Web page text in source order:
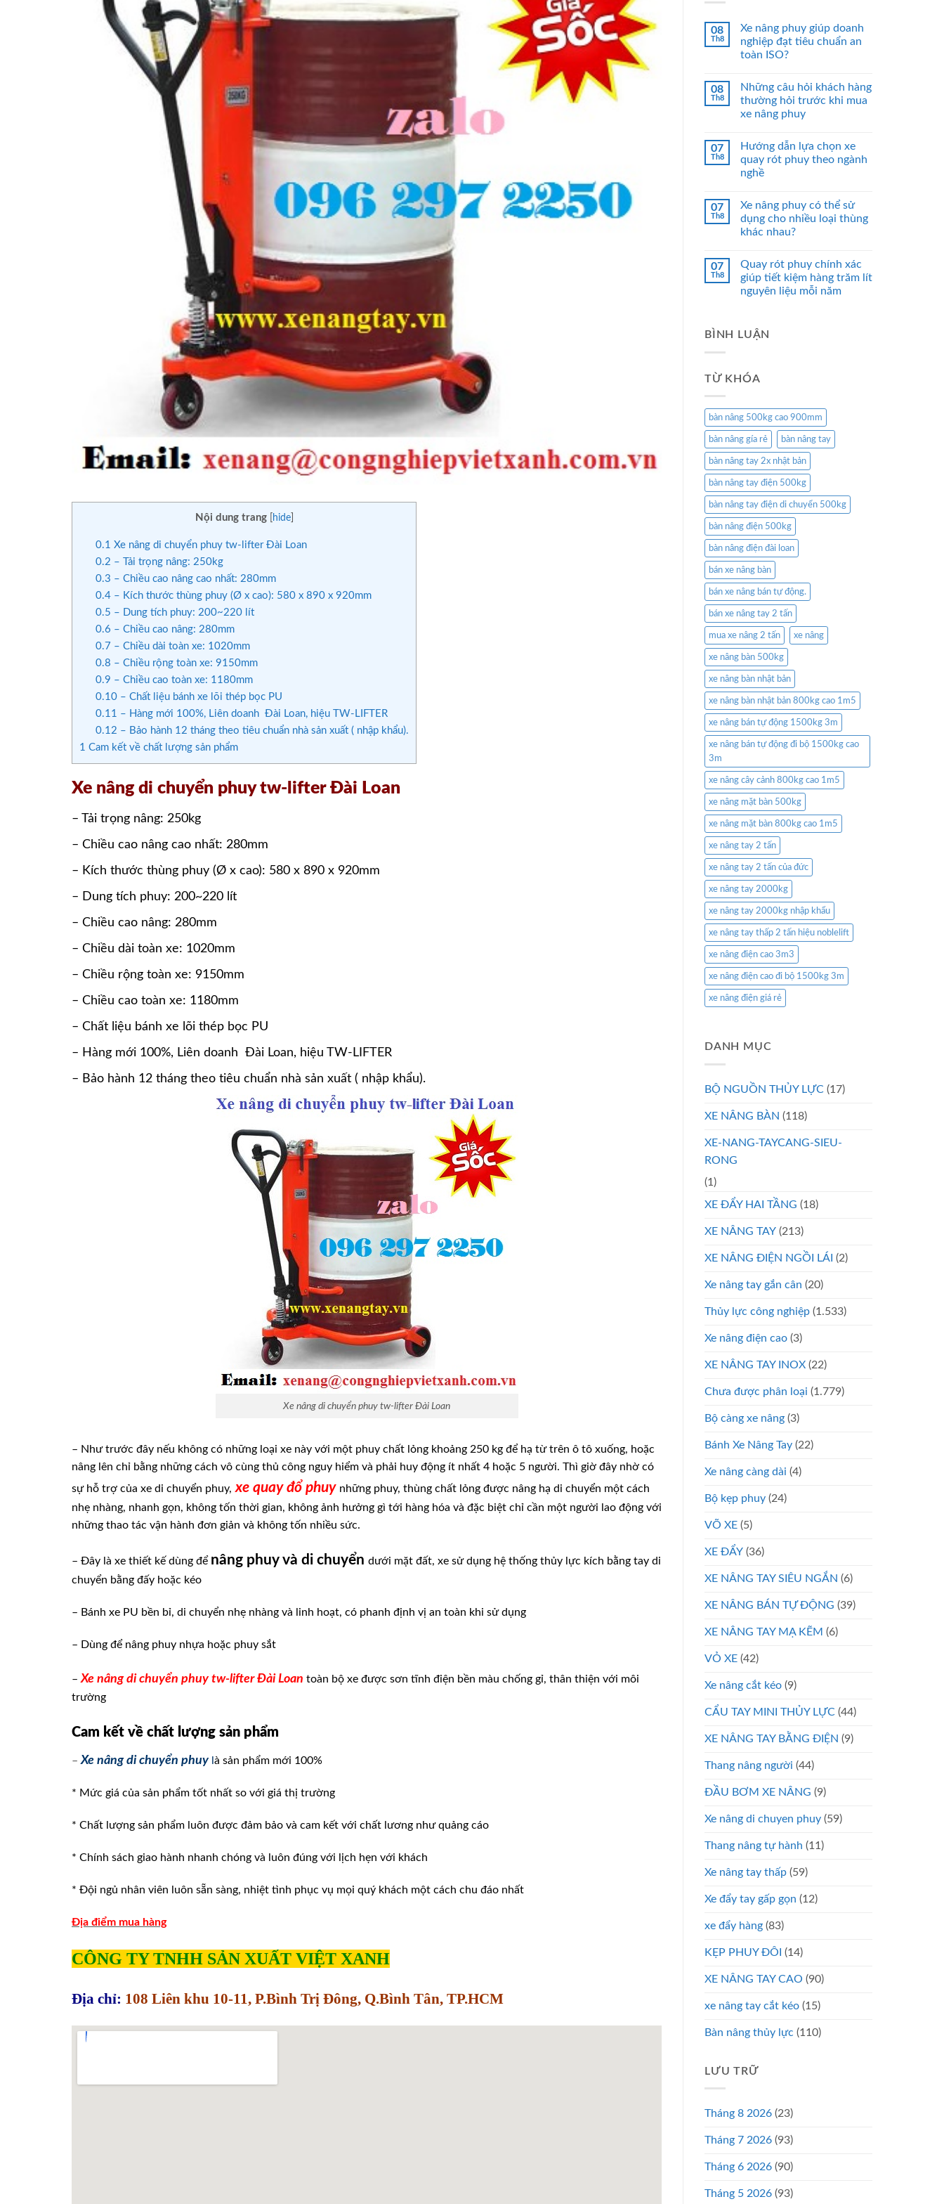
Nội dung trang hide]
0.1 Xe nâng di chuyển phuy tw-lifter Đài Loan
0.2 – Tải trọng nâng: 250kg
0.3 – Chiều cao nâng cao nhất: 280mm
0.4– Kích thước thùng phuy (Ø x cao): 580 x 890 x 920mm
0.5 – Dung tích phuy: 200~220 lít
0.6 – Chiều cao nâng: 280mm
0.7 – Chiều dài toàn xe: 1020mm
0.8 – Chiều rộng toàn xe: 9150mm
0.9 – Chiều cao toàn xe: 1180mm
0.10– Chất liệu bánh xe lõi thép bọc PU
0.11 – Hàng mới 100%, Liên doanh Đài Loan, hiệu TW-LIFTER
0.12 – Bảo hành 12 tháng theo tiêu chuẩn nhà sản xuất ( nhập khẩu).
1 Cam kết về chất lượng sản phẩm
Xe nâng di chuyển phuy tw-lifter Đài Loan
– Tải trọng nâng: 250kg
– Chiều cao nâng cao nhất: 280mm
– Kích thước thùng phuy (Ø x cao): 580 x 890 x 920mm
– Dung tích phuy: 200~220 lít
– Chiều cao nâng: 280mm
– Chiều dài toàn xe: 1020mm
– Chiều rộng toàn xe: 9150mm
– Chiều cao toàn xe: 1180mm
– Chất liệu bánh xe lõi thép bọc PU
– Hàng mới 100%, Liên doanh Đài Loan, hiệu TW-LIFTER
– Bảo hành 12 tháng theo tiêu chuẩn nhà sản xuất ( nhập khẩu).
Xe nâng di chuyển phuy tw-lifter Đài Loan
– Như trước đây nếu không có những loại xe này với một phuy chất lỏng khoảng 250 kg để hạ từ trên ô tô xuống, hoặc
nâng lên chỉ bằng những cách vô cùng thủ công nguy hiểm và phải huy động ít nhất 4 hoặc 5 người. Thì giờ đây nhờ có
sự hỗ trợ của xe di chuyển phuy, xe quay đổ phuy những phuy, thùng chất lỏng được nâng hạ di chuyển một cách
nhẹ nhàng, nhanh gọn, không tốn thời gian, không ảnh hưởng gì tới hàng hóa và đặc biệt chỉ cần một người lao động với
những thao tác vận hành đơn giản và không tốn nhiều sức.
– Đây là xe thiết kế dùng để nâng phuy và di chuyển dưới mặt đất, xe sử dụng hệ thống thủy lực kích bằng tay di
chuyển bằng đấy hoặc kéo
– Bánh xe PU bền bỉ, di chuyển nhẹ nhàng và linh hoạt, có phanh định vị an toàn khi sử dụng
– Dùng để nâng phuy nhựa hoặc phuy sắt
– Xe nâng di chuyển phuy tw-lifter Đài Loan toàn bộ xe được sơn tĩnh điện bền màu chống gỉ, thân thiện với môi
trường
Cam kết về chất lượng sản phẩm
– Xe nâng di chuyển phuy là sản phẩm mới 100%
* Mức giá của sản phẩm tốt nhất so với giá thị trường
* Chất lượng sản phẩm luôn được đảm bảo và cam kết với chất lương như quảng cáo
* Chính sách giao hành nhanh chóng và luôn đúng với lịch hẹn với khách
* Đội ngủ nhân viên luôn sẵn sàng, nhiệt tình phục vụ mọi quý khách một cách chu đáo nhất
Địa điểm mua hàng
CÔNG TY TNHH SẢN XUẤT VIỆT XANH
Địa chỉ: 108 Liên khu 10-11, P.Bình Trị Đông, Q.Bình Tân, TP.HCM
08
Th8
Xe nâng phuy giúp doanh
nghiệp đạt tiêu chuẩn an
toàn ISO?
08
Th8
Những câu hỏi khách hàng
thường hỏi trước khi mua
xe nâng phuy
07
Th8
Hướng dẫn lựa chọn xe
quay rót phuy theo ngành
nghề
07
Th8
Xe nâng phuy có thể sử
dụng cho nhiều loại thùng
khác nhau?
07
Th8
Quay rót phuy chính xác
giúp tiết kiệm hàng trăm lít
nguyên liệu mỗi năm
BÌNH LUẬN
TỪ KHÓA
bàn nâng 500kg cao 900mm
bàn nâng gía rẻ bàn nâng tay
bàn nâng tay 2x nhật bản
bàn nâng tay điện 500kg
bàn nâng tay điện di chuyển 500kg
bàn nâng điện 500kg
bàn nâng điện đài loan
bán xe nâng bàn
bán xe nâng bán tự động.
bán xe nâng tay 2 tấn
mua xe nâng 2 tấn xe nâng
xe nâng bàn 500kg
xe nâng bàn nhật bản
xe nâng bàn nhật bản 800kg cao 1m5
xe nâng bán tự động 1500kg 3m
xe nâng bán tự động đi bộ 1500kg cao
3m
xe nâng cây cảnh 800kg cao 1m5
xe nâng mặt bàn 500kg
xe nâng mặt bàn 800kg cao 1m5
xe nâng tay 2 tấn
xe nâng tay 2 tấn của đức
xe nâng tay 2000kg
xe nâng tay 2000kg nhập khẩu
xe nâng tay thấp 2 tấn hiệu noblelift
xe nâng điện cao 3m3
xe nâng điện cao đi bộ 1500kg 3m
xe nâng điện giá rẻ
DANH MỤC
BỘ NGUỒN THỦY LỰC (17)
XE NÂNG BÀN (118)
XE-NANG-TAYCANG-SIEU-
RONG
(1)
XE ĐẨY HAI TẦNG (18)
XE NÂNG TAY (213)
XE NÂNG ĐIỆN NGỒI LÁI (2)
Xe nâng tay gắn cân (20)
Thủy lực công nghiệp (1.533)
Xe nâng điện cao (3)
XE NÂNG TAY INOX (22)
Chưa được phân loại (1.779)
Bộ càng xe nâng (3)
Bánh Xe Nâng Tay (22)
Xe nâng càng dài (4)
Bộ kẹp phuy (24)
VÕ XE (5)
XE ĐẨY (36)
XE NÂNG TAY SIÊU NGẮN (6)
XE NÂNG BÁN TỰ ĐỘNG (39)
XE NÂNG TAY MẠ KẼM (6)
VỎ XE (42)
Xe nâng cắt kéo (9)
CẨU TAY MINI THỦY LỰC (44)
XE NÂNG TAY BẰNG ĐIỆN (9)
Thang nâng người (44)
ĐẦU BƠM XE NÂNG (9)
Xe nâng di chuyen phuy (59)
Thang nâng tự hành (11)
Xe nâng tay thấp (59)
Xe đẩy tay gấp gọn (12)
xe đẩy hàng (83)
KẸP PHUY ĐÔI (14)
XE NÂNG TAY CAO (90)
xe nâng tay cắt kéo (15)
Bàn nâng thủy lực (110)
LƯU TRỮ
Tháng 8 2026 (23)
Tháng 7 2026 (93)
Tháng 6 2026 (90)
Tháng 5 2026 (93)